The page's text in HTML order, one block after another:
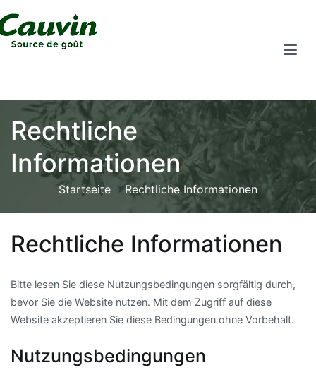
Rechtliche
Informationen
Startseite Rechtliche Informationen
Rechtliche Informationen
Bitte lesen Sie diese Nutzungsbedingungen sorgfältig durch,
bevor Sie die Website nutzen. Mit dem Zugriff auf diese
Website akzeptieren Sie diese Bedingungen ohne Vorbehalt.
Nutzungsbedingungen